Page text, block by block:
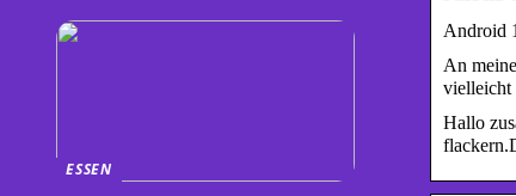
Android
An
Hallo
ESSEN